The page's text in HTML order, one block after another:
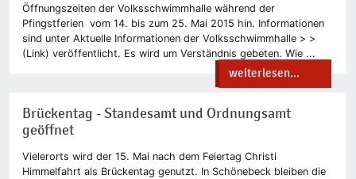
Öffnungszeiten der Volksschwimmhalle während der
Pfingstferien vom 14. bis zum 25. Mai 2015 hin. Informationen
sind unter Aktuelle Informationen der Volksschwimmhalle > >
(Link) veröffentlicht. Es wird um Verständnis gebeten. Wie ...
weiterlesen...
Brückentag - Standesamt und Ordnungsamt
geöffnet
Vielerorts wird der 15. Mai nach dem Feiertag Christi
Himmelfahrt als Brückentag genutzt. In Schönebeck bleiben die